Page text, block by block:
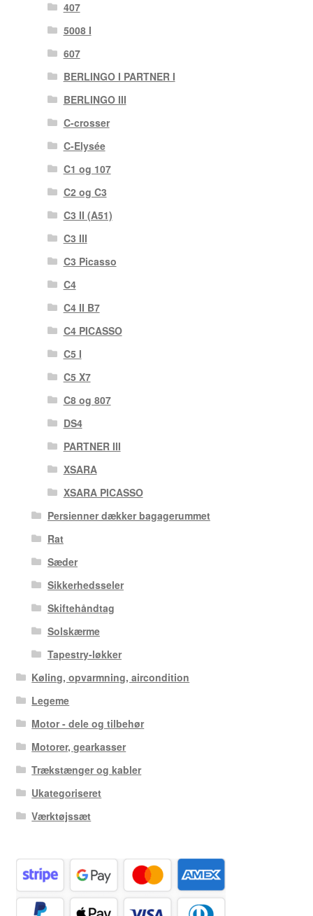
407
5008 I
607
BERLINGO I PARTNER I
BERLINGO III
C-crosser
C-Elysée
C1 og 107
C2 og C3
C3 II (A51)
C3 III
C3 Picasso
C4
C4 II B7
C4 PICASSO
C5 I
C5 X7
C8 og 807
DS4
PARTNER III
XSARA
XSARA PICASSO
Persienner dækker bagagerummet
Rat
Sæder
Sikkerhedsseler
Skiftehåndtag
Solskærme
Tapestry-løkker
Køling, opvarmning, aircondition
Legeme
Motor - dele og tilbehør
Motorer, gearkasser
Trækstænger og kabler
Ukategoriseret
Værktøjssæt